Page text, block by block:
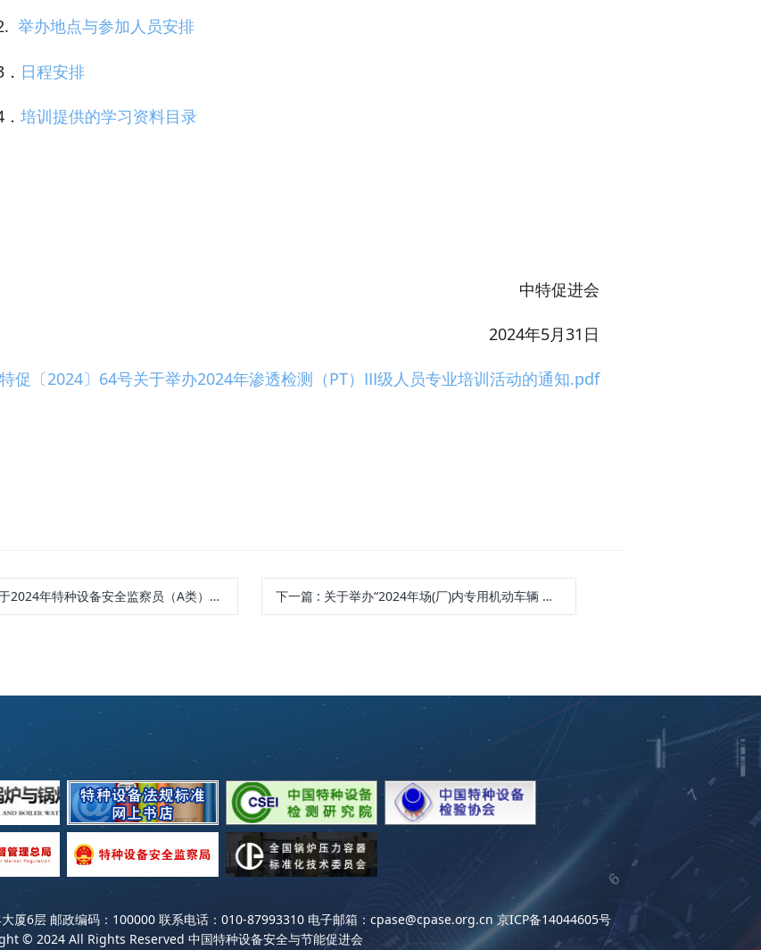
举办地点与参加人员安排
日程安排
培训提供的学习资料目录
中特促进会
2024年5月31日
促〔2024〕64号关于举办2024年渗透检测（PT）Ⅲ级人员专业培训活动的通知.pdf
年特种设备安全监察员（A类）第三期考核安排有关事项的通知 下一篇 : 关于举办“2024年场(厂)内专用机动车辆 检验员(CCY) 专业培训活动”的通知
厦6层 邮政编码：100000 联系电话：010-87993310 电子邮箱：cpase@cpase.org.cn 京ICP备14044605号
© 2024 All Rights Reserved 中国特种设备安全与节能促进会